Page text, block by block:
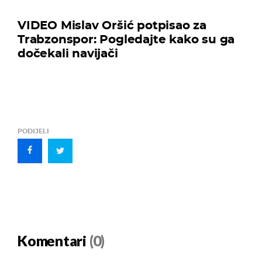
VIDEO Mislav Oršić potpisao za
Trabzonspor: Pogledajte kako su ga
dočekali navijači
PODIJELI
Komentari (0)